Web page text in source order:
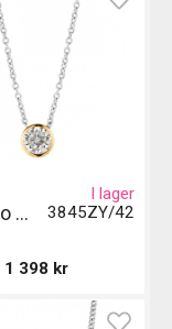
3845ZY/42
Ti Sento Milano Halsband
I lager
1 398 kr